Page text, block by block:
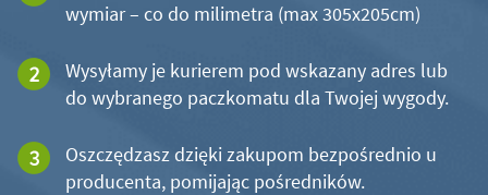
wymiar – co do milimetra (max 305x205cm)
Wysyłamy je kurierem pod wskazany adres lub
do wybranego paczkomatu dla Twojej wygody.
Oszczędzasz dzięki zakupom bezpośrednio u
producenta, pomijając pośredników.